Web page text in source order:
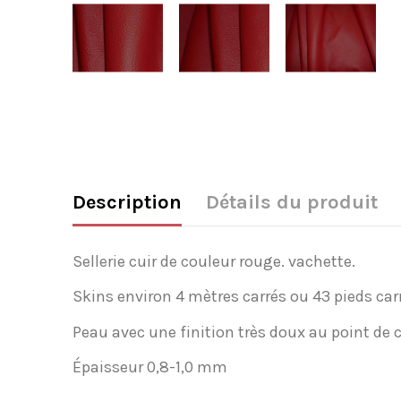
Description Détails du produit
Sellerie cuir de couleur rouge. vachette.
Skins environ 4 mètres carrés ou 43 pieds
Peau avec une finition très doux au point de
Épaisseur 0,8-1,0 mm